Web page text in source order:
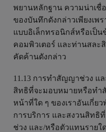
พยานหลักฐาน ความน่าเชื่
ของบันทึกดังกล่าวเพียงเพ
แบบอิเล็กทรอนิกส์หรือเป็
คอมพิวเตอร์ และท่านสละ
คัดค้านดังกล่าว
11.13 การทำสัญญาช่วง แ
สิทธิที่จะมอบหมายหรือทำ
หน้าที่ใด ๆ ของเราอันเกี่ย
การบริการ และสงวนสิทธิ
ช่วง และ/หรือตัวแทนรายใ